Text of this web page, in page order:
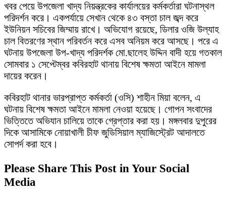
খবর পেয়ে উপজেলা খাদ্য নিয়ন্ত্রকের কার্যালয়ের কর্মকর্তারা ঘটনাস্থল
পরিদর্শন করে। একপর্যায়ে সেখান থেকে ৪৩ বস্তা চাল জব্দ করে
ইউনিয়ন সচিবের জিম্মায় রাখে। অভিযোগ রয়েছে, ডিলার ওজি উল্যাহ
চাল বিতরণের স্থান পরিবর্তন করে এসব অনিয়ম করে আসছে। পরে এ
ঘটনায় উপজেলা উপ-খাদ্য পরিদর্শক মো.ছালেহ উদ্দিন বাদী হয়ে গতকাল
সোমবার ১ সেপ্টেম্বর কবিরহাট থানায় বিশেষ ক্ষমতা আইনে মামলা
দায়ের করেন।
কবিরহাট থানার ভারপ্রাপ্ত কর্মকর্তা (ওসি) শাহীন মিয়া বলেন, এ
ঘটনায় বিশেষ ক্ষমতা আইনে মামলা নেওয়া হয়েছে। গোপন সংবাদের
ভিত্তিতে অভিযান চালিয়ে তাকে গ্রেপ্তার করা হয়। মঙ্গলবার দুপুরের
দিকে আসামিকে নোয়াখালী চীফ জুডিসিয়াল ম্যাজিস্ট্রেট আদালতে
সোপর্দ করা হবে।
Please Share This Post in Your Social
Media